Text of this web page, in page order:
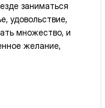
заниматься
удовольствие,
множество, и
желание,